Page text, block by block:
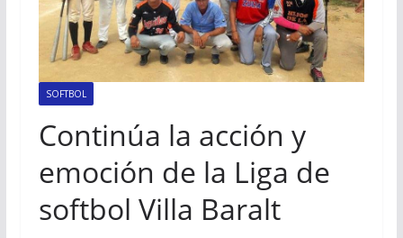
SOFTBOL
Continúa la acción y
emoción de la Liga de
softbol Villa Baralt